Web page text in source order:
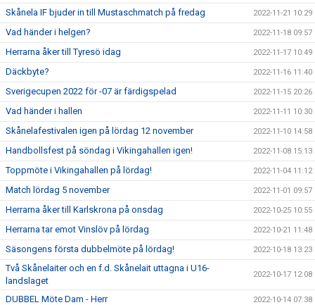
Skånela IF bjuder in till Mustaschmatch på fredag 2022-11-21 10:29
Vad händer i helgen? 2022-11-18 09:57
Herrarna åker till Tyresö idag 2022-11-17 10:49
Däckbyte? 2022-11-16 11:40
Sverigecupen 2022 för -07 är färdigspelad 2022-11-15 20:26
Vad händer i hallen 2022-11-11 10:30
Skånelafestivalen igen på lördag 12 november 2022-11-10 14:58
Handbollsfest på söndag i Vikingahallen igen! 2022-11-08 15:13
Toppmöte i Vikingahallen på lördag! 2022-11-04 11:12
Match lördag 5 november 2022-11-01 09:57
Herrarna åker till Karlskrona på onsdag 2022-10-25 10:55
Herrarna tar emot Vinslöv på lördag 2022-10-21 11:48
Säsongens första dubbelmöte på lördag! 2022-10-18 13:23
Två Skånelaiter och en f.d. Skånelait uttagna i U16-
landslaget
2022-10-17 12:08
DUBBEL Möte Dam - Herr 2022-10-14 07:38